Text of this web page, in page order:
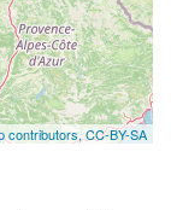
contributors,CC-BY-SA